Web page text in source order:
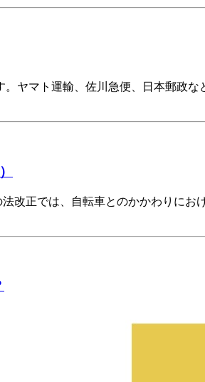
ヤマト運輸、佐川急便、日本郵政
改正では、自転車とのかかわりに